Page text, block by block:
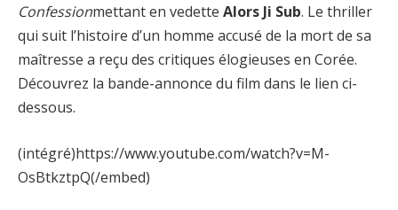
Confessionmettant en vedette Alors Ji Sub. Le thriller
qui suit l’histoire d’un homme accusé de la mort de sa
maîtresse a reçu des critiques élogieuses en Corée.
Découvrez la bande-annonce du film dans le lien ci-
dessous.
(intégré)https://www.youtube.com/watch?v=M-
OsBtkztpQ(/embed)